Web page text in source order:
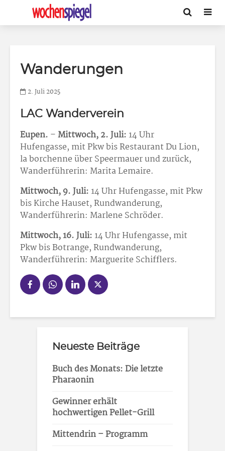
Wanderungen
2. Juli 2025
LAC Wanderverein
Eupen. –Mittwoch, 2. Juli: 14 Uhr
Hufengasse, mit Pkw bis Restaurant Du Lion,
la borchenne über Speermauer und zurück,
Wanderführerin: Marita Lemaire.
Mittwoch, 9. Juli: 14 Uhr Hufengasse, mit Pkw
bis Kirche Hauset, Rundwanderung,
Wanderführerin: Marlene Schröder.
Mittwoch, 16. Juli: 14 Uhr Hufengasse, mit
Pkw bis Botrange, Rundwanderung,
Wanderführerin: Marguerite Schifflers.
Neueste Beiträge
Buch des Monats: Die letzte
Pharaonin
Gewinner erhält
hochwertigen Pellet-Grill
Mittendrin – Programm